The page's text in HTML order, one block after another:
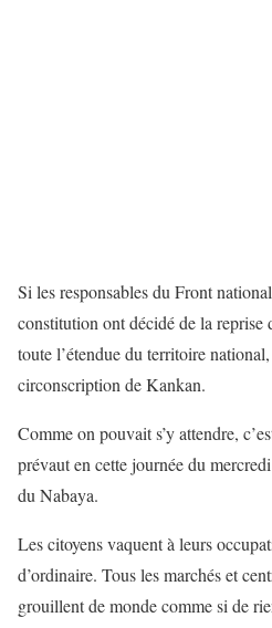
Si les responsables du Front
constitution ont décidé de la reprise
toute l’étendue du territoire
circonscription de Kankan.
Comme on pouvait s’y attendre,
prévaut en cette journée du
du Nabaya.
Les citoyens vaquent à leurs
d’ordinaire. Tous les marchés et
grouillent de monde comme si de